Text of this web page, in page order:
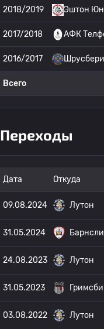
2018/2019 Эштон
2017/2018 АФК
2016/2017 Шрусбери
Всего
Переходы
Дата Откуда
09.08.2024 Лутон
31.05.2024 Барнсли
24.08.2023 Лутон
31.05.2023 Гримсби
03.08.2022 Лутон